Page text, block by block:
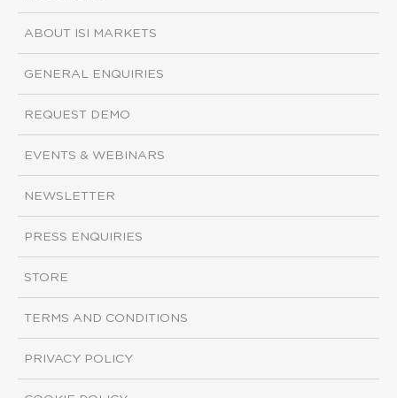
ABOUT ISI MARKETS
GENERAL ENQUIRIES
REQUEST DEMO
EVENTS & WEBINARS
NEWSLETTER
PRESS ENQUIRIES
STORE
TERMS AND CONDITIONS
PRIVACY POLICY